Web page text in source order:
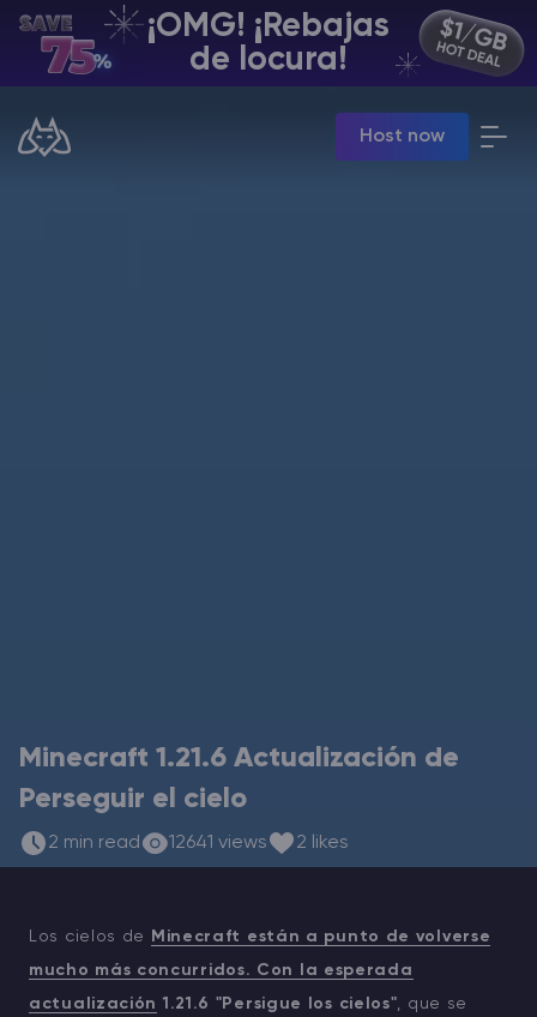
¡OMG! ¡Rebajas
de locura!
Host now
ES | USD
Manage your servers & payments
Minecraft 1.21.6 Actualización de
Perseguir el cielo
2 min read 12641 views 2 likes
Los cielos de
Minecraft están a punto de volverse
mucho más concurridos. Con la esperada
actualización 1.21.6 "Persigue los cielos" , que se